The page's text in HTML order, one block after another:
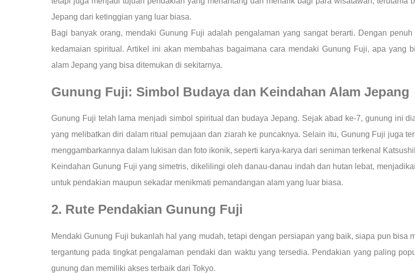
Jepang dari ketinggian yang luar biasa.
Bagi banyak orang, mendaki Gunung Fuji adalah pengalaman yang sangat berarti. Dengan
kedamaian spiritual. Artikel ini akan membahas bagaimana cara mendaki Gunung Fuji, apa yang
alam Jepang yang bisa ditemukan di sekitarnya.
Gunung Fuji: Simbol Budaya dan Keindahan Alam Jepang
Gunung Fuji telah lama menjadi simbol spiritual dan budaya Jepang. Sejak abad ke-7, gunung ini
yang melibatkan diri dalam ritual pemujaan dan ziarah ke puncaknya. Selain itu, Gunung Fuji juga
menggambarkannya dalam lukisan dan foto ikonik, seperti karya-karya dari seniman terkenal
Keindahan Gunung Fuji yang simetris, dikelilingi oleh danau-danau indah dan hutan lebat,
untuk pendakian maupun sekadar menikmati pemandangan alam yang luar biasa.
2. Rute Pendakian Gunung Fuji
Mendaki Gunung Fuji bukanlah hal yang mudah, tetapi dengan persiapan yang baik, siapa pun bisa
tergantung pada tingkat pengalaman pendaki dan waktu yang tersedia. Pendakian yang paling
gunung dan memiliki akses terbaik dari Tokyo.